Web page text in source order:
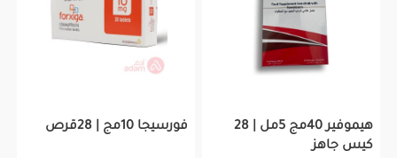
هيموفير 40مج 5مل | 28
كيس جاهز
فورسيجا 10مج | 28قرص